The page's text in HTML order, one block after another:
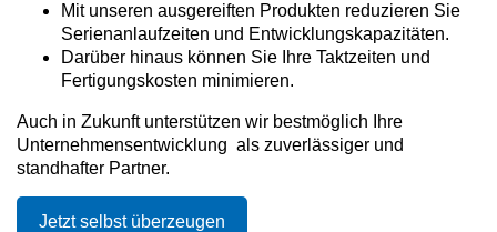
Mit unseren ausgereiften Produkten reduzieren Sie
Serienanlaufzeiten und Entwicklungskapazitäten.
Darüber hinaus können Sie Ihre Taktzeiten und
Fertigungskosten minimieren.
Auch in Zukunft unterstützen wir bestmöglich Ihre
Unternehmensentwicklung als zuverlässiger und
standhafter Partner.
Jetzt selbst überzeugen